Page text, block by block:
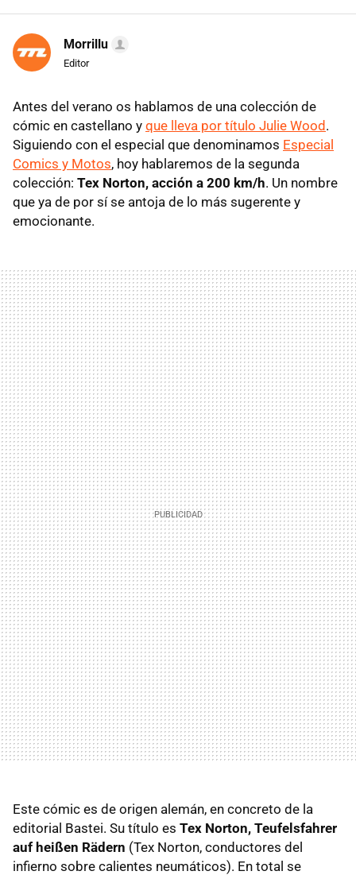
Morrillu
Editor
Antes del verano os hablamos de una colección de
cómic en castellano y que lleva por título Julie Wood.
Siguiendo con el especial que denominamos Especial
Comics y Motos, hoy hablaremos de la segunda
colección: Tex Norton, acción a 200 km/h. Un nombre
que ya de por sí se antoja de lo más sugerente y
emocionante.
Este cómic es de origen alemán, en concreto de la
editorial Bastei. Su título es Tex Norton, Teufelsfahrer
auf heißen Rädern (Tex Norton, conductores del
infierno sobre calientes neumáticos). En total se